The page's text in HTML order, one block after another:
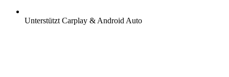
Unterstützt Carplay & Android Auto